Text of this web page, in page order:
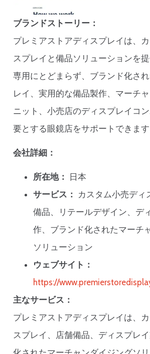
ブランドストーリー：
プレミアストアディスプレイは、
スプレイと備品ソリューションを
専用にとどまらず、ブランド化さ
レイ、実用的な備品製作、マーチ
ニット、小売店のディスプレイコ
要とする眼鏡店をサポートできま
会社詳細：
所在地：
日本
サービス： カスタム小売ディ
備品、リテールデザイン、デ
作、ブランド化されたマーチ
ソリューション
ウェブサイト：
https://
主なサービス：
プレミアストアディスプレイは、
スプレイ、店舗備品、ディスプレ